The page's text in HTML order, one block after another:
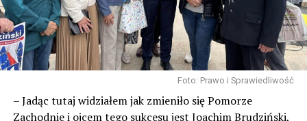
Foto: Prawo i Sprawiedliwość
– Jadąc tutaj widziałem jak zmieniło się Pomorze
Zachodnie i ojcem tego sukcesu jest Joachim Brudziński,